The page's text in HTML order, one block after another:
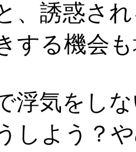
、誘惑さ
する機会
浮気をし
しよう？